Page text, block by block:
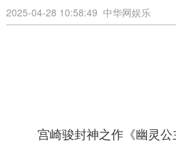
2025-04-28 10:58:49 中华网娱乐
宫崎骏封神之作《幽灵